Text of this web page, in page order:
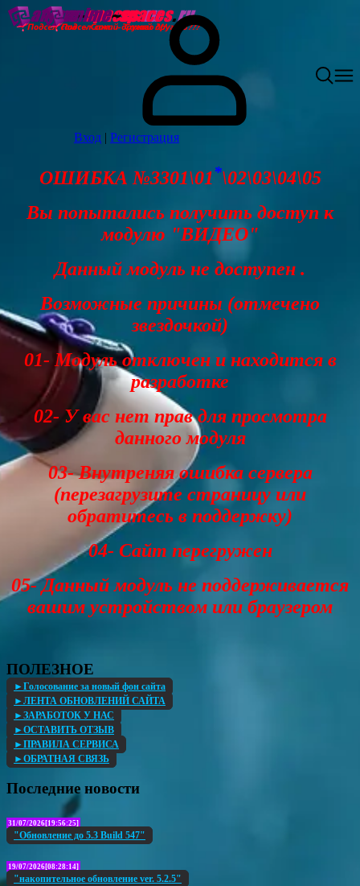
Вход | Регистрация
ОШИБКА №3301\01*\02\03\04\05
Вы попытались получить доступ к
модулю "ВИДЕО"
Данный модуль не доступен .
Возможные причины (отмечено
звездочкой)
01- Модуль отключен и находится в
разработке
02- У вас нет прав для просмотра
данного модуля
03- Внутреняя ошибка сервера
(перезагрузите страницу или
обратитесь в поддержку)
04- Сайт перегружен
05- Данный модуль не поддерживается
вашим устройством или браузером
ПОЛЕЗНОЕ
►Голосование за новый фон сайта
►ЛЕНТА ОБНОВЛЕНИЙ САЙТА
►ЗАРАБОТОК У НАС
►ОСТАВИТЬ ОТЗЫВ
►ПРАВИЛА СЕРВИСА
►ОБРАТНАЯ СВЯЗЬ
Последние новости
31/07/2026[19:56:25]
"Обновление до 5.3 Build 547"
19/07/2026[08:28:14]
"накопительное обновление ver. 5.2.5"